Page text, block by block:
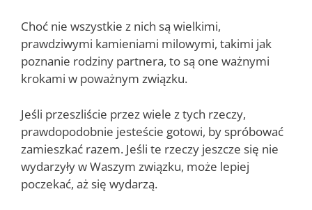
Choć nie wszystkie z nich są wielkimi,
prawdziwymi kamieniami milowymi, takimi jak
poznanie rodziny partnera, to są one ważnymi
krokami w poważnym związku.
Jeśli przeszliście przez wiele z tych rzeczy,
prawdopodobnie jesteście gotowi, by spróbować
zamieszkać razem. Jeśli te rzeczy jeszcze się nie
wydarzyły w Waszym związku, może lepiej
poczekać, aż się wydarzą.